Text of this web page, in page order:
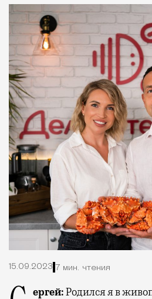
15.09.2023 7 мин. чтения
Сергей:Родился я в